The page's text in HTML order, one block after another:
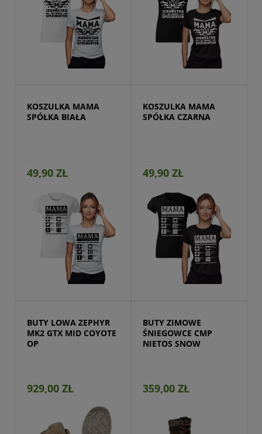
Przejdź do produktu
KOSZULKA MAMA
SPÓŁKA BIAŁA
49,90 ZŁ
KOSZULKA MAMA
SPÓŁKA CZARNA
49,90 ZŁ
Przejdź do produktu
BUTY LOWA ZEPHYR
MK2 GTX MID COYOTE
OP
929,00 ZŁ
BUTY ZIMOWE
ŚNIEGOWCE CMP
NIETOS SNOW
359,00 ZŁ